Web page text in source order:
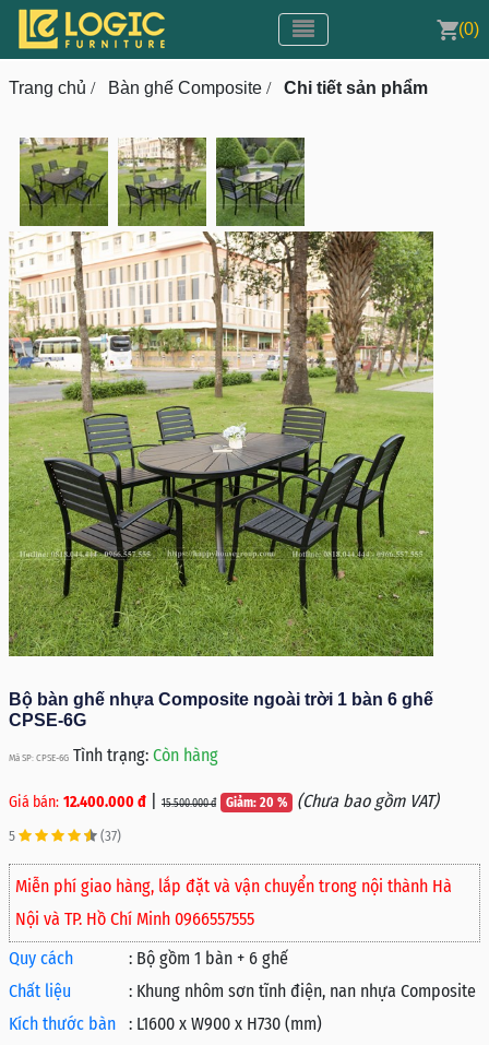
Toggle navigation
CMS v3.0 Toggle navigation(0)
Trang chủ / Bàn ghế Composite / Chi tiết sản phẩm
prev
next
Bộ bàn ghế nhựa Composite ngoài trời 1 bàn 6 ghế
CPSE-6G
Mã SP: CPSE-6G Tình trạng: Còn hàng
Giá bán: 12.400.000 đ 15.500.000 đ Giảm: 20 % (Chưa bao gồm VAT)
5 (37)
Miễn phí giao hàng, lắp đặt và vận chuyển trong nội thành Hà
Nội và TP. Hồ Chí Minh 0966557555
Quy cách
: Bộ gồm 1 bàn + 6 ghế
Chất liệu
: Khung nhôm sơn tĩnh điện, nan nhựa Composite
Kích thước bàn
: L1600 x W900 x H730 (mm)